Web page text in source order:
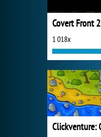
Covert Front 2
1 018x